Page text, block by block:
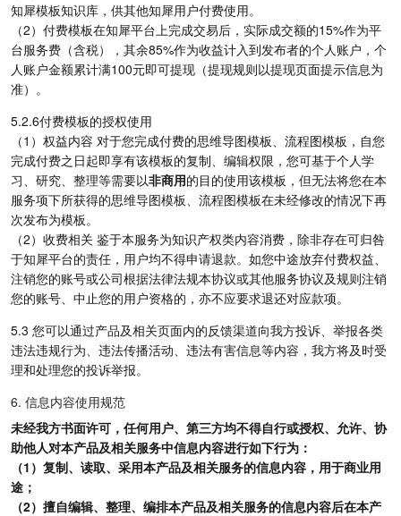
知犀模板知识库，供其他知犀用户付费使用。
（2）付费模板在知犀平台上完成交易后，实际成交额的15%作为平
台服务费（含税），其余85%作为收益计入到发布者的个人账户，个
人账户金额累计满100元即可提现（提现规则以提现页面提示信息为
准）。
5.2.6付费模板的授权使用
（1）权益内容 对于您完成付费的思维导图模板、流程图模板，自您
完成付费之日起即享有该模板的复制、编辑权限，您可基于个人学
习、研究、整理等需要以非商用的目的使用该模板，但无法将您在本
服务项下所获得的思维导图模板、流程图模板在未经修改的情况下再
次发布为模板。
（2）收费相关 鉴于本服务为知识产权类内容消费，除非存在可归咎
于知犀平台的责任，用户均不得申请退款。如您中途放弃付费权益、
注销您的账号或公司根据法律法规本协议或其他服务协议及规则注销
您的账号、中止您的用户资格的，亦不应要求退还对应款项。
5.3 您可以通过产品及相关页面内的反馈渠道向我方投诉、举报各类
违法违规行为、违法传播活动、违法有害信息等内容，我方将及时受
理和处理您的投诉举报。
6. 信息内容使用规范
未经我方书面许可，任何用户、第三方均不得自行或授权、允许、协
助他人对本产品及相关服务中信息内容进行如下行为：
（1）复制、读取、采用本产品及相关服务的信息内容，用于商业用
途；
（2）擅自编辑、整理、编排本产品及相关服务的信息内容后在本产